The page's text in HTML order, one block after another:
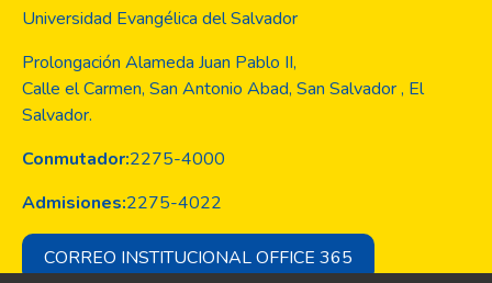
Universidad Evangélica del Salvador
Prolongación Alameda Juan Pablo II,
Calle el Carmen, San Antonio Abad, San Salvador , El
Salvador.
Conmutador:2275-4000
Admisiones:2275-4022
CORREO INSTITUCIONAL OFFICE 365